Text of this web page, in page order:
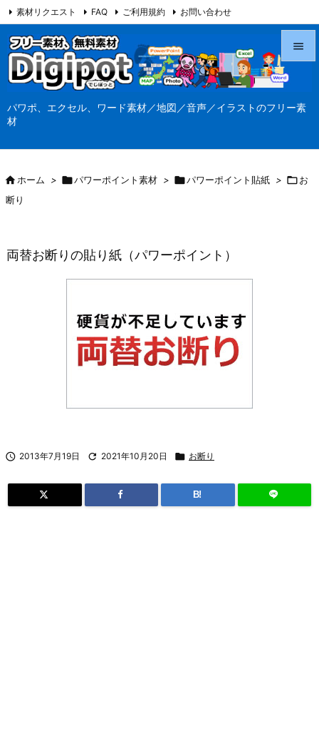
パワポ、エクセル、ワード素材／地図／音声／イラストのフリー素
材




素材リクエスト FAQ ご利用規約 お問い合わせ
当サイト（Digipot.net）について
ホーム > パワーポイント素材 > パワーポイント貼紙 > お
断り
両替お断りの貼り紙（パワーポイント）
 2013年7月19日  2021年10月20日  お断り
B!